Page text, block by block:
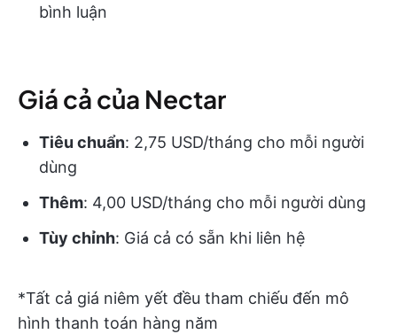
bình luận
Giá cả của Nectar
Tiêu chuẩn: 2,75 USD/tháng cho mỗi người
dùng
Thêm: 4,00 USD/tháng cho mỗi người dùng
Tùy chỉnh: Giá cả có sẵn khi liên hệ
*Tất cả giá niêm yết đều tham chiếu đến mô
hình thanh toán hàng năm